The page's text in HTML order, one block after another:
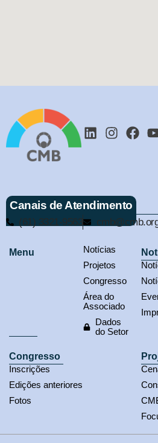
Canais de Atendimento
(61) 3321-9563
Menu
Notícias
Projetos
Congresso
Área do
Associado
Dados
do Setor
Congresso
Inscrições
Edições anteriores
Fotos